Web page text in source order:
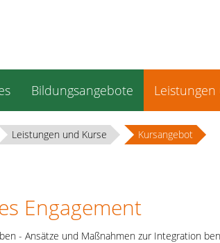
Bildungsangebote
Leistungen und Kurse Kursangebot
Engagement
- Ansätze und Maßnahmen zur Integration